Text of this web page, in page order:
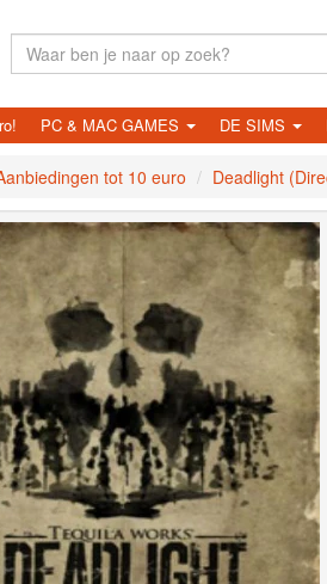
PC & MAC GAMES DE SIMS
tot 10 euro Deadlight